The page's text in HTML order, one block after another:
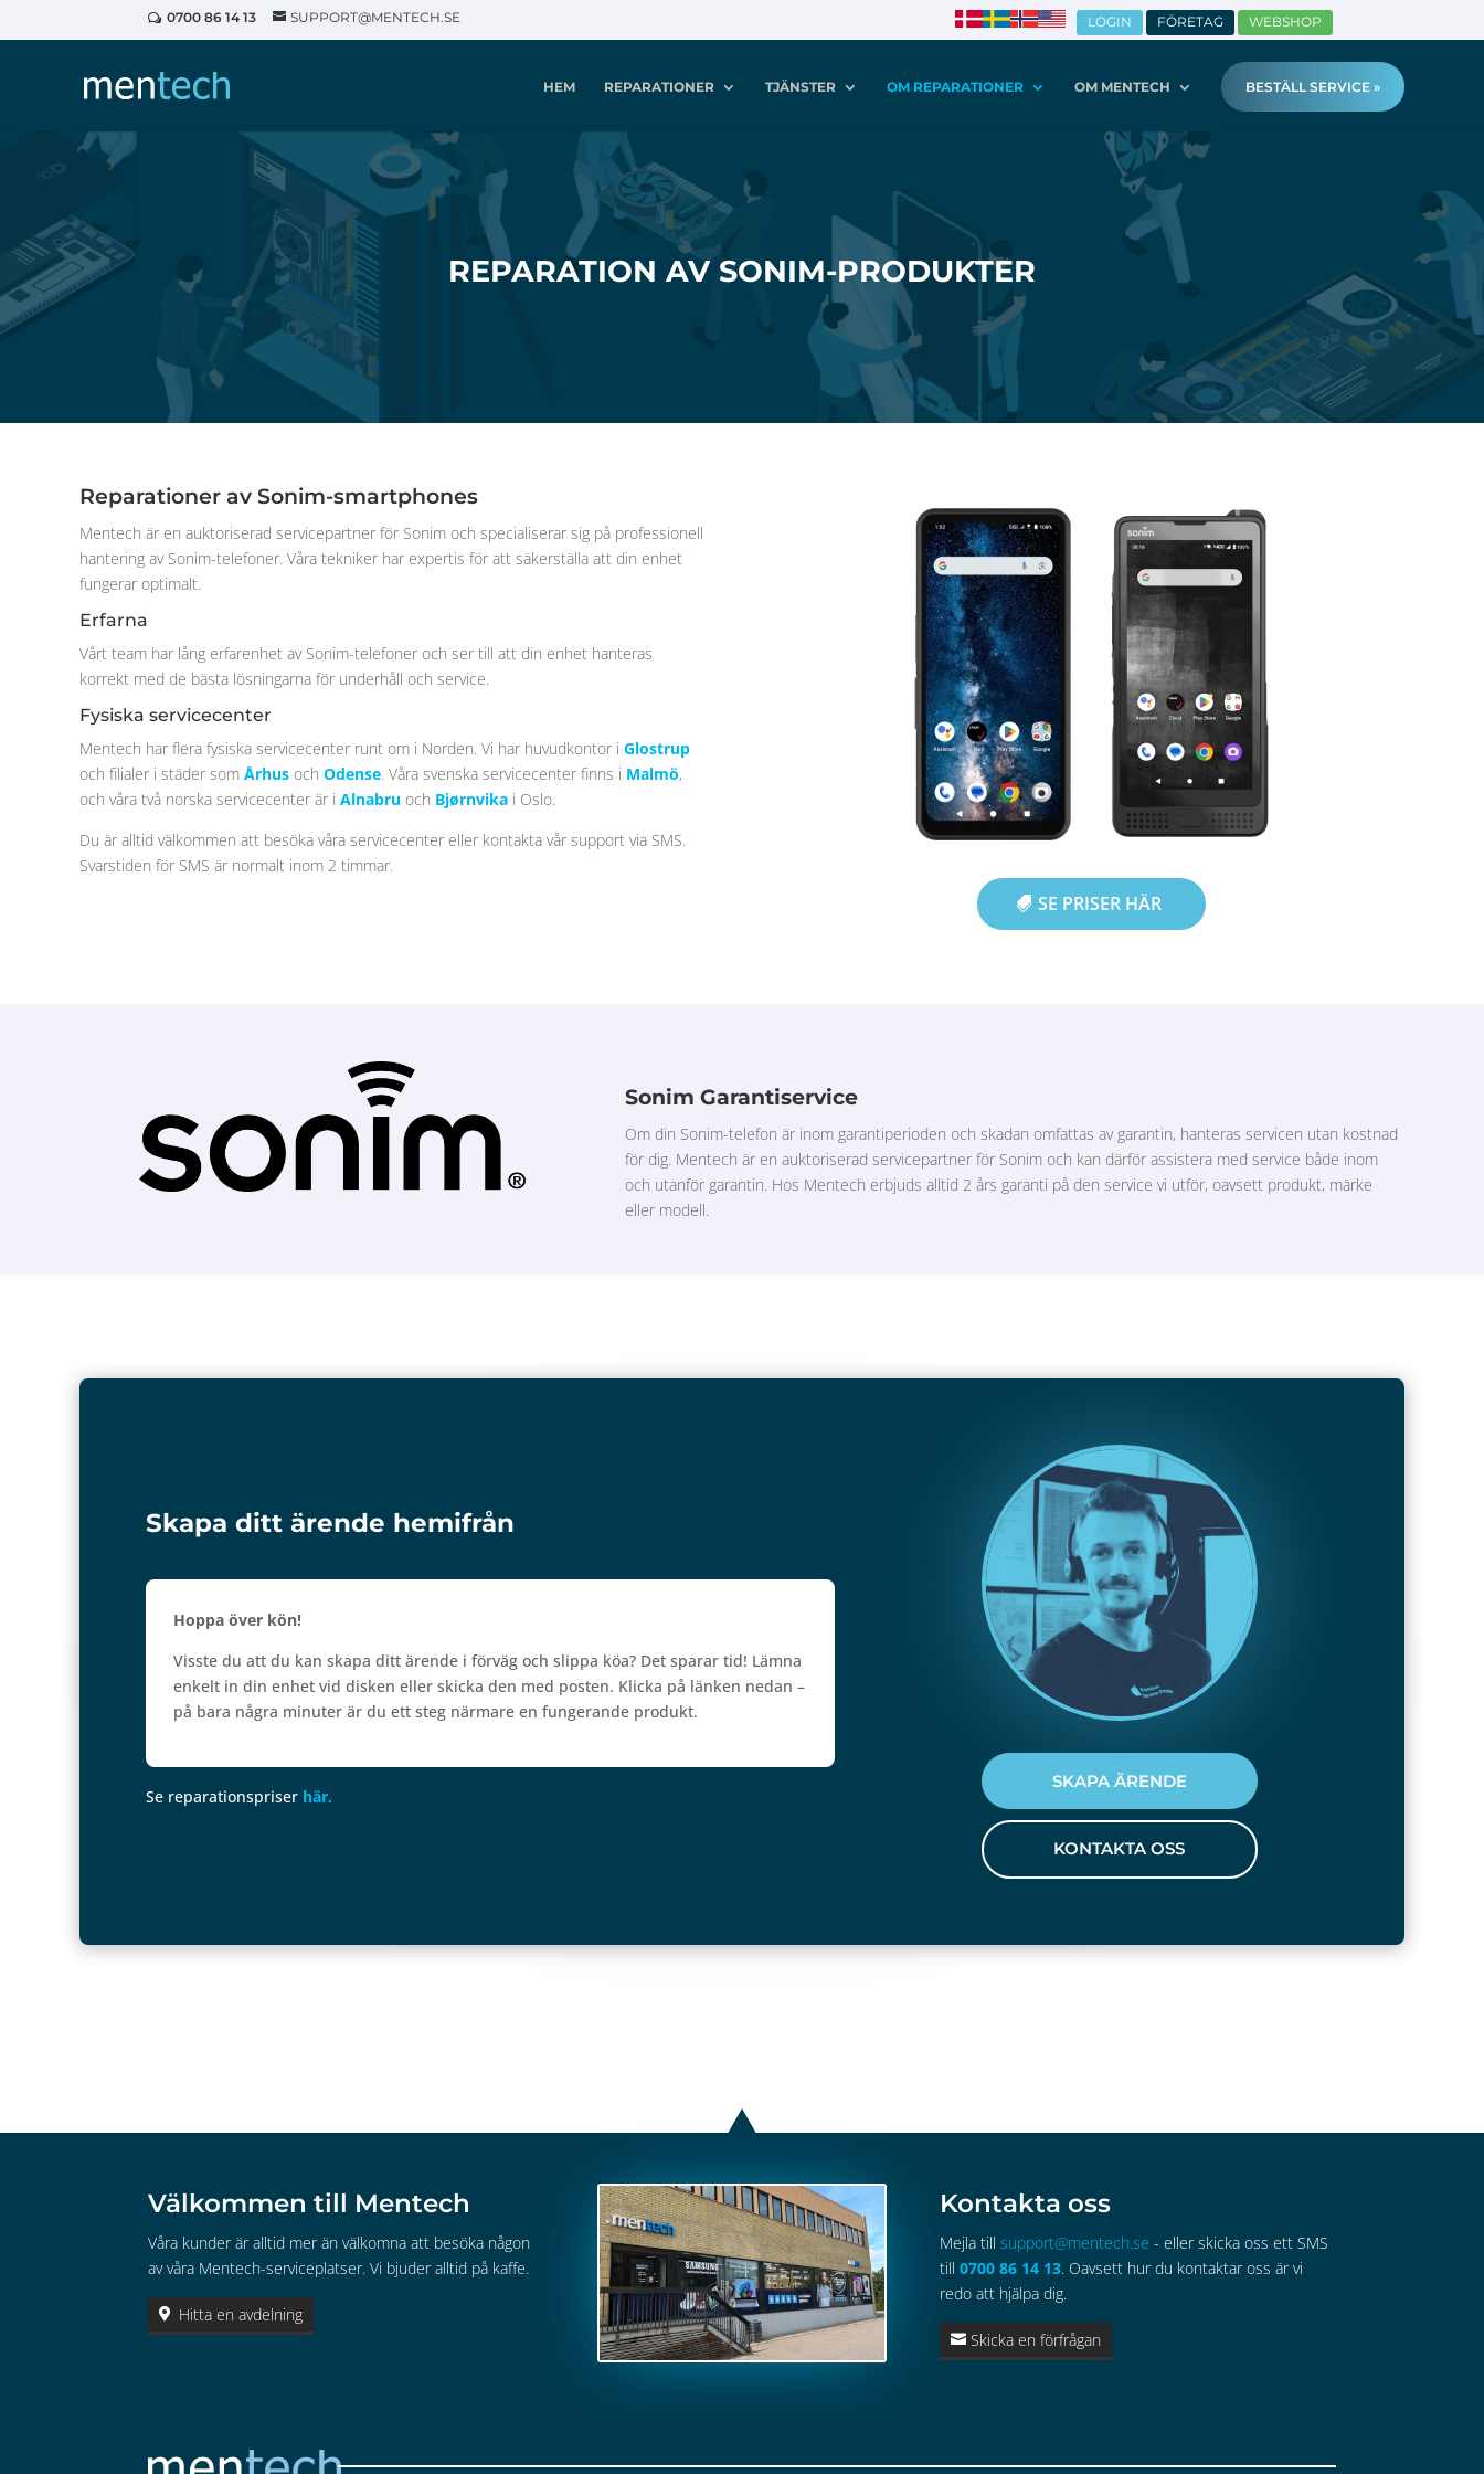
0700 86 14 13 SUPPORT@MENTECH.SE LOGIN FÖRETAG WEBSHOP
HEM REPARATIONER TJÄNSTER OM REPARATIONER OM MENTECH BESTÄLL SERVICE »
REPARATION AV SONIM-PRODUKTER
Reparationer av Sonim-smartphones
Mentech är en auktoriserad servicepartner för Sonim och specialiserar sig på professionell
hantering av Sonim-telefoner. Våra tekniker har expertis för att säkerställa att din enhet
fungerar optimalt.
Erfarna
Vårt team har lång erfarenhet av Sonim-telefoner och ser till att din enhet hanteras
korrekt med de bästa lösningarna för underhåll och service.
Fysiska servicecenter
Mentech har flera fysiska servicecenter runt om i Norden. Vi har huvudkontor i Glostrup
och filialer i städer som Århus och Odense. Våra svenska servicecenter finns i Malmö,
och våra två norska servicecenter är i Alnabru och Bjørnvika i Oslo.
Du är alltid välkommen att besöka våra servicecenter eller kontakta vår support via SMS.
Svarstiden för SMS är normalt inom 2 timmar.
SE PRISER HÄR
Sonim Garantiservice
Om din Sonim-telefon är inom garantiperioden och skadan omfattas av garantin, hanteras servicen utan kostnad
för dig. Mentech är en auktoriserad servicepartner för Sonim och kan därför assistera med service både inom
och utanför garantin. Hos Mentech erbjuds alltid 2 års garanti på den service vi utför, oavsett produkt, märke
eller modell.
Skapa ditt ärende hemifrån
Hoppa över kön!
Visste du att du kan skapa ditt ärende i förväg och slippa köa? Det sparar tid! Lämna
enkelt in din enhet vid disken eller skicka den med posten. Klicka på länken nedan –
på bara några minuter är du ett steg närmare en fungerande produkt.
Se reparationspriser här.
SKAPA ÄRENDE
KONTAKTA OSS
Välkommen till Mentech
Våra kunder är alltid mer än välkomna att besöka någon
av våra Mentech-serviceplatser. Vi bjuder alltid på kaffe.
Hitta en avdelning
Kontakta oss
Mejla tillsupport@mentech.se - eller skicka oss ett SMS
till0700 86 14 13. Oavsett hur du kontaktar oss är vi
redo att hjälpa dig.
Skicka en förfrågan